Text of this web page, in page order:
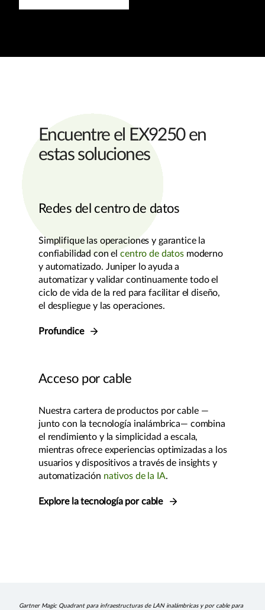
Encuentre el EX9250 en
estas soluciones
Redes del centro de datos
Simplifique las operaciones y garantice la
confiabilidad con elcentro de datosmoderno
y automatizado. Juniper lo ayuda a
automatizar y validar continuamente todo el
ciclo de vida de la red para facilitar el diseño,
el despliegue y las operaciones.
Profundice
Acceso por cable
Nuestra cartera de productos por cable —
junto con la tecnología inalámbrica— combina
el rendimiento y la simplicidad a escala,
mientras ofrece experiencias optimizadas a los
usuarios y dispositivos a través de insights y
automatización nativos de la IA.
Explore la tecnología por cable
Gartner Magic Quadrant para infraestructuras de LAN inalámbricas y por cable para